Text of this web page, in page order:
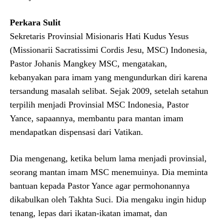
Perkara Sulit
Sekretaris Provinsial Misionaris Hati Kudus Yesus
(Missionarii Sacratissimi Cordis Jesu, MSC) Indonesia,
Pastor Johanis Mangkey MSC, mengatakan,
kebanyakan para imam yang mengundurkan diri karena
tersandung masalah selibat. Sejak 2009, setelah setahun
terpilih menjadi Provinsial MSC Indonesia, Pastor
Yance, sapaannya, membantu para mantan imam
mendapatkan dispensasi dari Vatikan.
Dia mengenang, ketika belum lama menjadi provinsial,
seorang mantan imam MSC menemuinya. Dia meminta
bantuan kepada Pastor Yance agar permohonannya
dikabulkan oleh Takhta Suci. Dia mengaku ingin hidup
tenang, lepas dari ikatan-ikatan imamat, dan